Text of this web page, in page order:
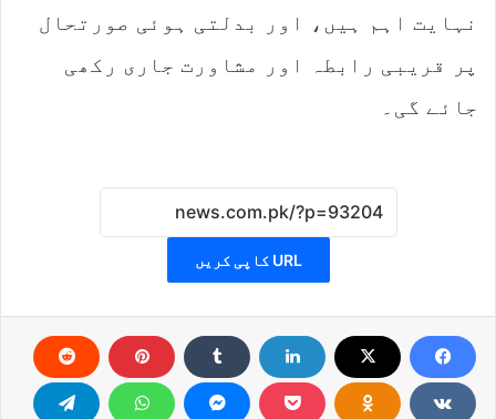
نہایت اہم ہیں، اور بدلتی ہوئی صورتحال
پر قریبی رابطہ اور مشاورت جاری رکھی
جائے گی۔
URL کاپی کریں